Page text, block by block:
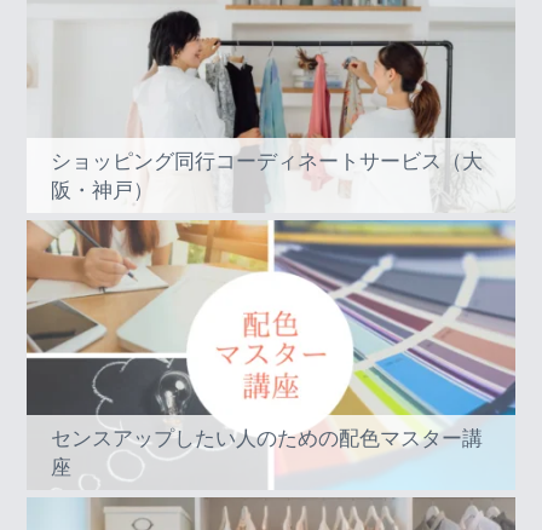
ショッピング同行コーディネートサービス（大
阪・神戸）
センスアップしたい人のための配色マスター講
座